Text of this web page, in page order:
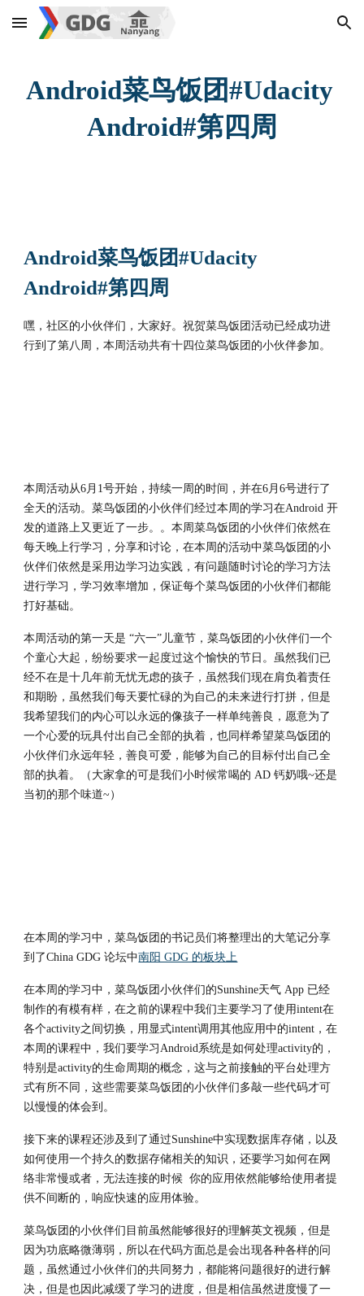
Skip to main content Skip to navigation
Android菜鸟饭团#Udacity
Android#第四周
Android菜鸟饭团#Udacity
Android#第四周
嘿，社区的小伙伴们，大家好。祝贺菜鸟饭团活动已经成功进
行到了第八周，本周活动共有十四位菜鸟饭团的小伙伴参加。
本周活动从6月1号开始，持续一周的时间，并在6月6号进行了
全天的活动。菜鸟饭团的小伙伴们经过本周的学习在Android 开
发的道路上又更近了一步。。本周菜鸟饭团的小伙伴们依然在
每天晚上行学习，分享和讨论，在本周的活动中菜鸟饭团的小
伙伴们依然是采用边学习边实践，有问题随时讨论的学习方法
进行学习，学习效率增加，保证每个菜鸟饭团的小伙伴们都能
打好基础。
本周活动的第一天是 “六一”儿童节，菜鸟饭团的小伙伴们一个
个童心大起，纷纷要求一起度过这个愉快的节日。虽然我们已
经不在是十几年前无忧无虑的孩子，虽然我们现在肩负着责任
和期盼，虽然我们每天要忙碌的为自己的未来进行打拼，但是
我希望我们的内心可以永远的像孩子一样单纯善良，愿意为了
一个心爱的玩具付出自己全部的执着，也同样希望菜鸟饭团的
小伙伴们永远年轻，善良可爱，能够为自己的目标付出自己全
部的执着。（大家拿的可是我们小时候常喝的 AD 钙奶哦~还是
当初的那个味道~）
在本周的学习中，菜鸟饭团的书记员们将整理出的大笔记分享
到了China GDG 论坛中南阳 GDG 的板块上
在本周的学习中，菜鸟饭团小伙伴们的Sunshine天气 App 已经
制作的有模有样，在之前的课程中我们主要学习了使用intent在
各个activity之间切换，用显式intent调用其他应用中的intent，在
本周的课程中，我们要学习Android系统是如何处理activity的，
特别是activity的生命周期的概念，这与之前接触的平台处理方
式有所不同，这些需要菜鸟饭团的小伙伴们多敲一些代码才可
以慢慢的体会到。
接下来的课程还涉及到了通过Sunshine中实现数据库存储，以及
如何使用一个持久的数据存储相关的知识，还要学习如何在网
络非常慢或者，无法连接的时候  你的应用依然能够给使用者提
供不间断的，响应快速的应用体验。
菜鸟饭团的小伙伴们目前虽然能够很好的理解英文视频，但是
因为功底略微薄弱，所以在代码方面总是会出现各种各样的问
题，虽然通过小伙伴们的共同努力，都能将问题很好的进行解
决，但是也因此减缓了学习的进度，但是相信虽然进度慢了一